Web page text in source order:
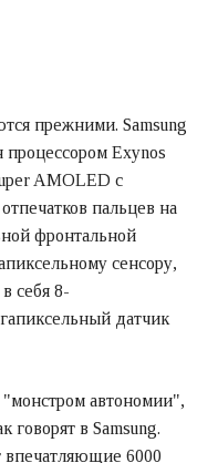
прежними. Samsung
Exynos
AMOLED с
пальцев на
фронтальной
сенсору,
себя 8-
датчик
автономии",
в Samsung.
впечатляющие 6000